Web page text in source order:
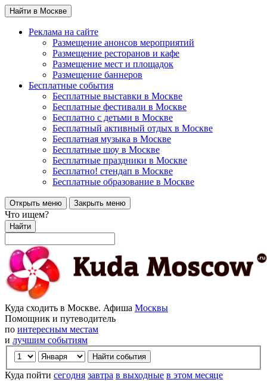
Найти в Москве
Реклама на сайте
Размещение анонсов мероприятий
Размещение ресторанов и кафе
Размещение мест и площадок
Размещение баннеров
Бесплатные события
Бесплатные выставки в Москве
Бесплатные фестивали в Москве
Бесплатно с детьми в Москве
Бесплатный активный отдых в Москве
Бесплатная музыка в Москве
Бесплатные шоу в Москве
Бесплатные праздники в Москве
Бесплатно! стендап в Москве
Бесплатные образование в Москве
Открыть меню Закрыть меню
Что ищем?
Найти
Куда сходить в Москве. Афиша Москвы
Помощник и путеводитель
по интересным местам
и лучшим событиям
Куда пойти сегодня завтра в выходные в этом месяце